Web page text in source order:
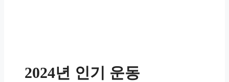
2024년 인기 운동